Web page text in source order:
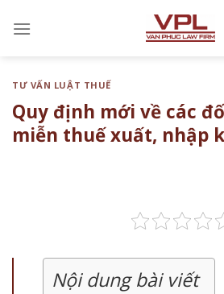
đến
TƯ VẤN LUẬT THUẾ
Quy định mới về các
miễn thuế xuất, nhập
Nội dung bài viết